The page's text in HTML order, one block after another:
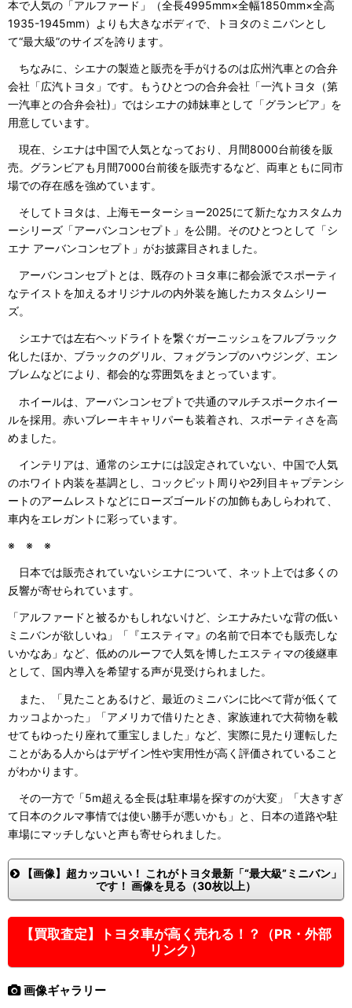
本で人気の「アルファード」（全長4995mm×全幅1850mm×全高
1935-1945mm）よりも大きなボディで、トヨタのミニバンとし
て“最大級”のサイズを誇ります。
ちなみに、シエナの製造と販売を手がけるのは広州汽車との合弁
会社「広汽トヨタ」です。もうひとつの合弁会社「一汽トヨタ（第
一汽車との合弁会社)」ではシエナの姉妹車として「グランビア」を
用意しています。
現在、シエナは中国で人気となっており、月間8000台前後を販
売。グランビアも月間7000台前後を販売するなど、両車ともに同市
場での存在感を強めています。
そしてトヨタは、上海モーターショー2025にて新たなカスタムカ
ーシリーズ「アーバンコンセプト」を公開。そのひとつとして「シ
エナ アーバンコンセプト」がお披露目されました。
アーバンコンセプトとは、既存のトヨタ車に都会派でスポーティ
なテイストを加えるオリジナルの内外装を施したカスタムシリー
ズ。
シエナでは左右ヘッドライトを繋ぐガーニッシュをフルブラック
化したほか、ブラックのグリル、フォグランプのハウジング、エン
ブレムなどにより、都会的な雰囲気をまとっています。
ホイールは、アーバンコンセプトで共通のマルチスポークホイー
ルを採用。赤いブレーキキャリパーも装着され、スポーティさを高
めました。
インテリアは、通常のシエナには設定されていない、中国で人気
のホワイト内装を基調とし、コックピット周りや2列目キャプテンシ
ートのアームレストなどにローズゴールドの加飾もあしらわれて、
車内をエレガントに彩っています。
※ ※ ※
日本では販売されていないシエナについて、ネット上では多くの
反響が寄せられています。
「アルファードと被るかもしれないけど、シエナみたいな背の低い
ミニバンが欲しいね」「『エスティマ』の名前で日本でも販売しな
いかなあ」など、低めのルーフで人気を博したエスティマの後継車
として、国内導入を希望する声が見受けられました。
また、「見たことあるけど、最近のミニバンに比べて背が低くて
カッコよかった」「アメリカで借りたとき、家族連れで大荷物を載
せてもゆったり座れて重宝しました」など、実際に見たり運転した
ことがある人からはデザイン性や実用性が高く評価されていること
がわかります。
その一方で「5m超える全長は駐車場を探すのが大変」「大きすぎ
て日本のクルマ事情では使い勝手が悪いかも」と、日本の道路や駐
車場にマッチしないと声も寄せられました。
【画像】超カッコいい！ これがトヨタ最新「“最大級”ミニバン」
です！ 画像を見る（30枚以上）
【買取査定】トヨタ車が高く売れる！？（PR・外部
リンク）
画像ギャラリー